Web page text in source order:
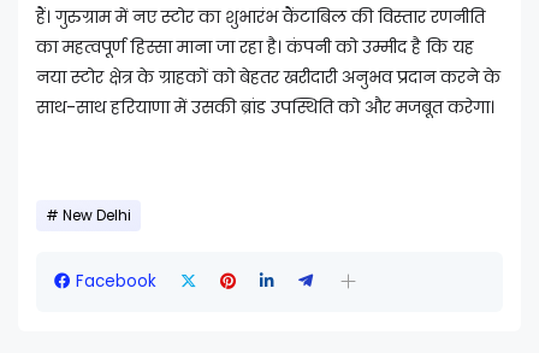
हैं। गुरुग्राम में नए स्टोर का शुभारंभ कैंटाबिल की विस्तार रणनीति
का महत्वपूर्ण हिस्सा माना जा रहा है। कंपनी को उम्मीद है कि यह
नया स्टोर क्षेत्र के ग्राहकों को बेहतर खरीदारी अनुभव प्रदान करने के
साथ-साथ हरियाणा में उसकी ब्रांड उपस्थिति को और मजबूत करेगा।
New Delhi
Facebook